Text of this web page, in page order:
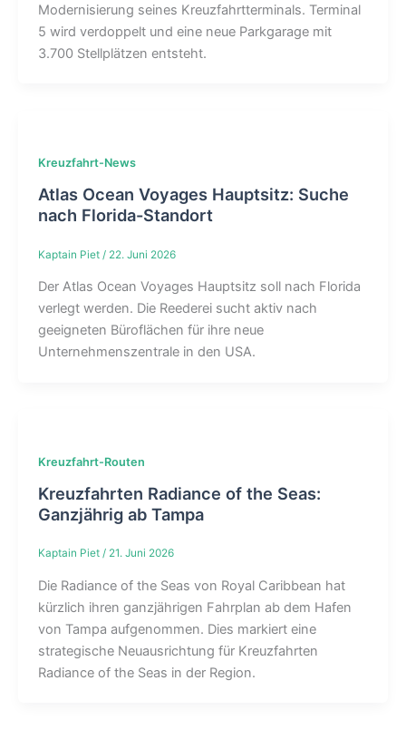
Modernisierung seines Kreuzfahrtterminals. Terminal
5 wird verdoppelt und eine neue Parkgarage mit
3.700 Stellplätzen entsteht.
Kreuzfahrt-News
Atlas Ocean Voyages Hauptsitz: Suche
nach Florida-Standort
Kaptain Piet / 22. Juni 2026
Der Atlas Ocean Voyages Hauptsitz soll nach Florida
verlegt werden. Die Reederei sucht aktiv nach
geeigneten Büroflächen für ihre neue
Unternehmenszentrale in den USA.
Kreuzfahrt-Routen
Kreuzfahrten Radiance of the Seas:
Ganzjährig ab Tampa
Kaptain Piet / 21. Juni 2026
Die Radiance of the Seas von Royal Caribbean hat
kürzlich ihren ganzjährigen Fahrplan ab dem Hafen
von Tampa aufgenommen. Dies markiert eine
strategische Neuausrichtung für Kreuzfahrten
Radiance of the Seas in der Region.